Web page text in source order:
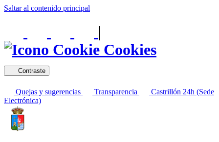
Saltar al contenido principal
|
Cookies
Contraste
Quejas y sugerencias Transparencia
Castrillón 24h (Sede
Electrónica)